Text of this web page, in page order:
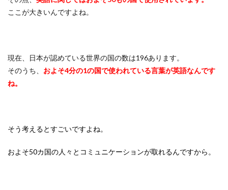
ここが大きいんですよね。
現在、日本が認めている世界の国の数は196あります。
そのうち、 およそ4分の1の国で使われている言葉が英語なんです
ね。
そう考えるとすごいですよね。
およそ50カ国の人々とコミュニケーションが取れるんですから。